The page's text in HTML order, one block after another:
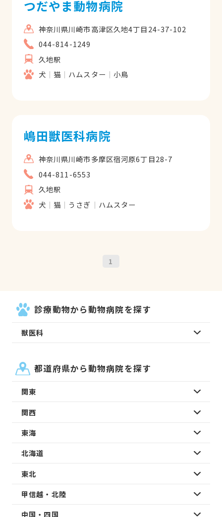
つだやま動物病院
神奈川県川崎市高津区久地4丁目24-37-102
044-814-1249
久地駅
犬
猫 ハムスター 小鳥
嶋田獣医科病院
神奈川県川崎市多摩区宿河原6丁目28-7
044-811-6553
久地駅
犬
猫 うさぎ ハムスター
1
診療動物から動物病院を探す
獣医科
都道府県から動物病院を探す
関東
関西
東海
北海道
東北
甲信越・北陸
中国・四国